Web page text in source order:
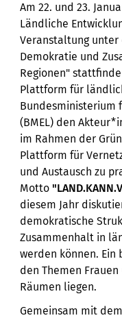
Am 22. und 23.
Ländliche
Veranstaltung unter
Demokratie und
Regionen"
Plattform für
Bundesministerium
(BMEL) den
im Rahmen der
Plattform für
und Austausch zu
Motto
diesem Jahr
demokratische
Zusammenhalt in
werden können. Ein
den Themen
Räumen liegen.
Gemeinsam mit